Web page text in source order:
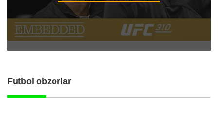
Futbol obzorlar